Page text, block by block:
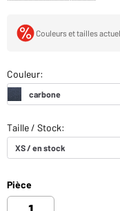
Couleurs et tailles
Pièce